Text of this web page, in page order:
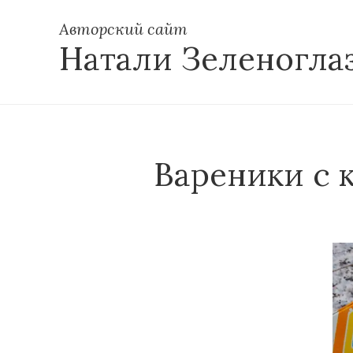
Авторский сайт
Натали
Вареники с